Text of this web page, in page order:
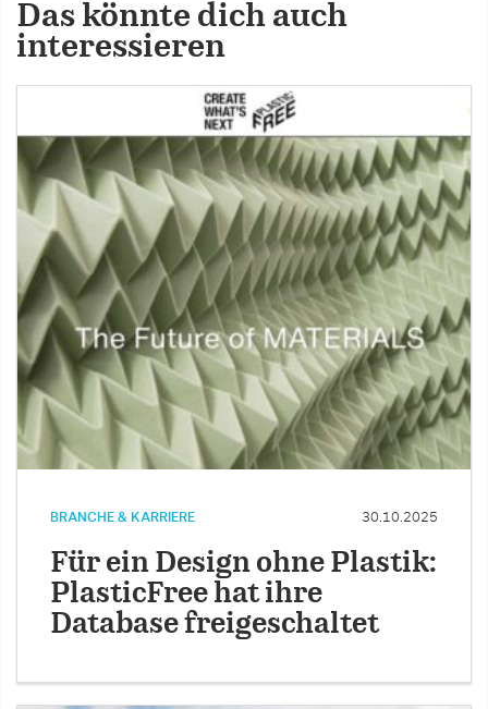
Das könnte dich auch
interessieren
BRANCHE & KARRIERE 30.10.2025
Für ein Design ohne Plastik:
PlasticFree hat ihre
Database freigeschaltet